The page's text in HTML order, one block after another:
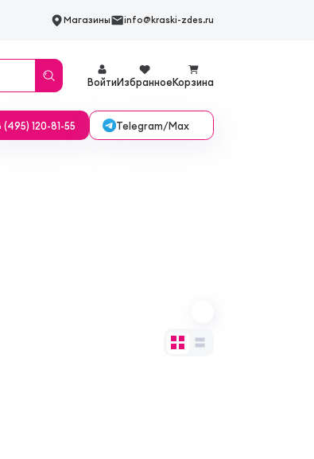
Магазины info@kraski-zdes.ru
ВойтиИзбранноеКорзина
(495) 120-81-55 Telegram/Max